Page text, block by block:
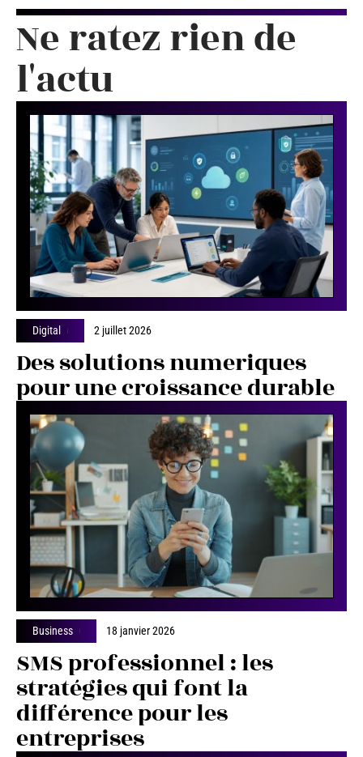
Ne ratez rien de
l'actu
Digital 2 juillet 2026
Des solutions numeriques
pour une croissance durable
Business 18 janvier 2026
SMS professionnel : les
stratégies qui font la
différence pour les
entreprises